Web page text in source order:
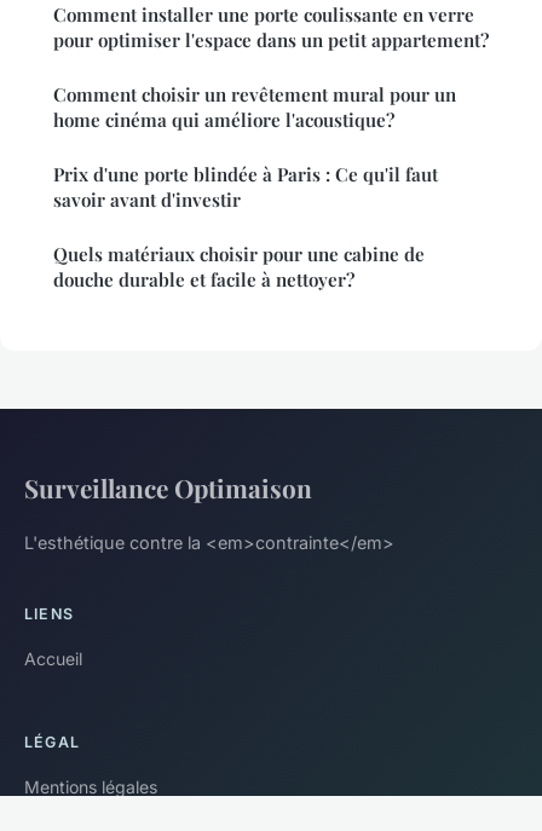
Comment installer une porte coulissante en verre
pour optimiser l'espace dans un petit appartement?
Comment choisir un revêtement mural pour un
home cinéma qui améliore l'acoustique?
Prix d'une porte blindée à Paris : Ce qu'il faut
savoir avant d'investir
Quels matériaux choisir pour une cabine de
douche durable et facile à nettoyer?
Surveillance Optimaison
L'esthétique contre la <em>contrainte</em>
LIENS
Accueil
LÉGAL
Mentions légales